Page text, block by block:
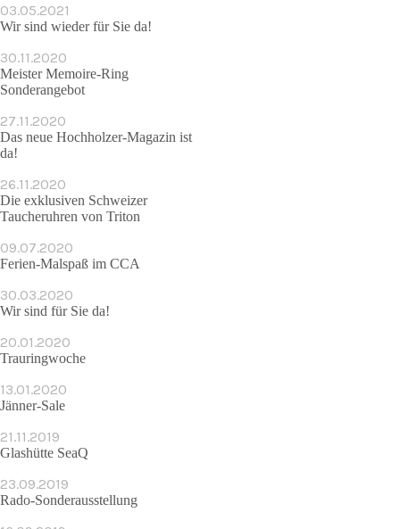
03.05.2021
Wir sind wieder für Sie da!
30.11.2020
Meister Memoire-Ring
Sonderangebot
27.11.2020
Das neue Hochholzer-Magazin ist
da!
26.11.2020
Die exklusiven Schweizer
Taucheruhren von Triton
09.07.2020
Ferien-Malspaß im CCA
30.03.2020
Wir sind für Sie da!
20.01.2020
Trauringwoche
13.01.2020
Jänner-Sale
21.11.2019
Glashütte SeaQ
23.09.2019
Rado-Sonderausstellung